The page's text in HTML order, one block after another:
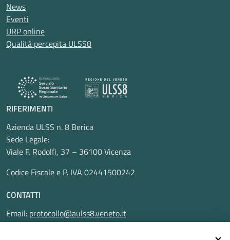
News
Eventi
URP online
Qualità percepita ULSS8
RIFERIMENTI
Azienda ULSS n. 8 Berica
Sede Legale:
Viale F. Rodolfi, 37 – 36100 Vicenza
Codice Fiscale e P. IVA 02441500242
CONTATTI
Email: protocollo@aulss8.veneto.it
Pec:protocollo.aulss8@pecveneto.it